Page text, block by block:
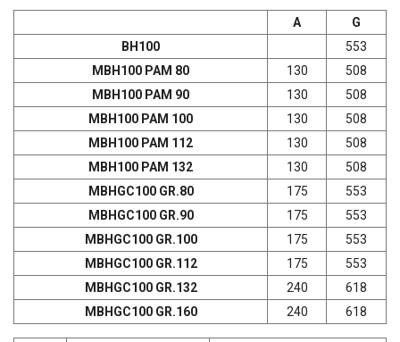
А
G
ВН100
553
МВН100 РАМ 80
130
508
МВН100 РАМ 90
130
508
МВН100 РАМ 100
130
508
МВН100 РАМ 112
130
508
МВН100 РАМ 132
130
508
MBHGC100 GR.80
175
553
MBHGC100 GR.90
175
553
MBHGC100 GR.100
175
553
MBHGC100 GR.112
175
553
MBHGC100 GR.132
240
618
MBHGC100 GR.160
240 618